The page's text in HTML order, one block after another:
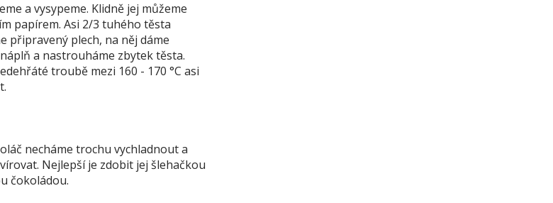
a vysypeme. Klidně jej můžeme
papírem. Asi 2/3 tuhého těsta
připravený plech, na něj dáme
a nastrouháme zbytek těsta.
troubě mezi 160 - 170 °C asi
necháme trochu vychladnout a
Nejlepší je zdobit jej šlehačkou
čokoládou.